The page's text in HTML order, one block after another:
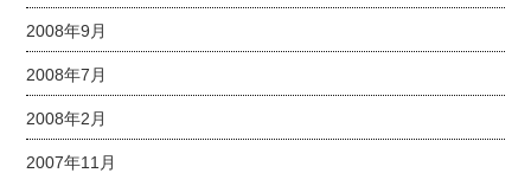
2008年9月
2008年7月
2008年2月
2007年11月